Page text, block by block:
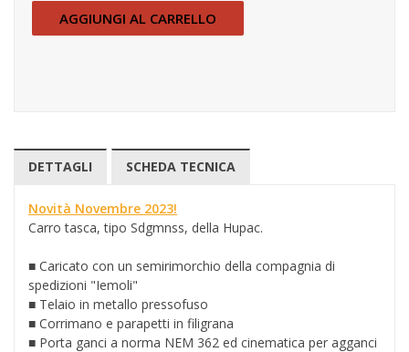
AGGIUNGI AL CARRELLO
DETTAGLI SCHEDA TECNICA
Novità Novembre 2023!
Carro tasca, tipo Sdgmnss, della Hupac.
■ Caricato con un semirimorchio della compagnia di
spedizioni "Iemoli"
■ Telaio in metallo pressofuso
■ Corrimano e parapetti in filigrana
■ Porta ganci a norma NEM 362 ed cinematica per agganci